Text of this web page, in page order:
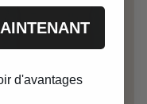
d'avantages